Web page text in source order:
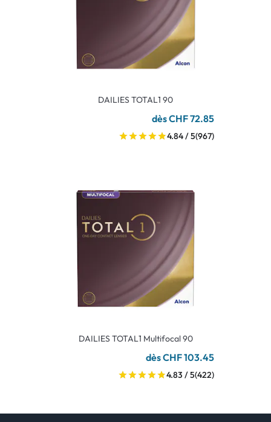
DAILIES TOTAL1 90
dès CHF 72.85
4.84 / 5(967)
DAILIES TOTAL1 Multifocal 90
dès CHF 103.45
4.83 / 5(422)